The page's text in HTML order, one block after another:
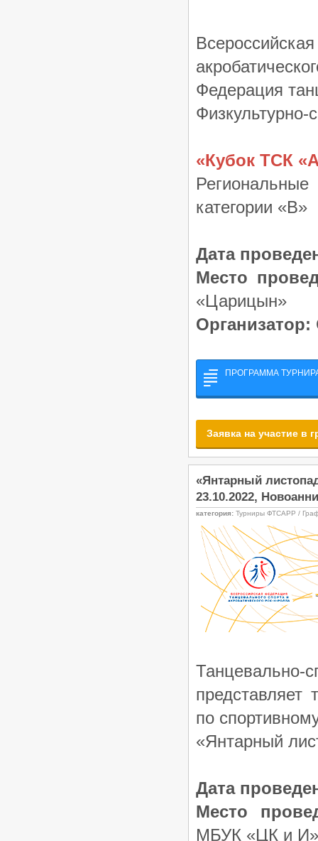
Федерация
Физкультурно-
«Кубок ТСК
категории «В»
Дата
Место
«Царицын»
Организатор:
ПРОГРАММА
Заявка на участие в
«Янтарный
23.10.2022,
категория: Турниры ФТСАРР /
Танцевально-
по
«Янтарный
Дата
Место
МБУК «ЦК и